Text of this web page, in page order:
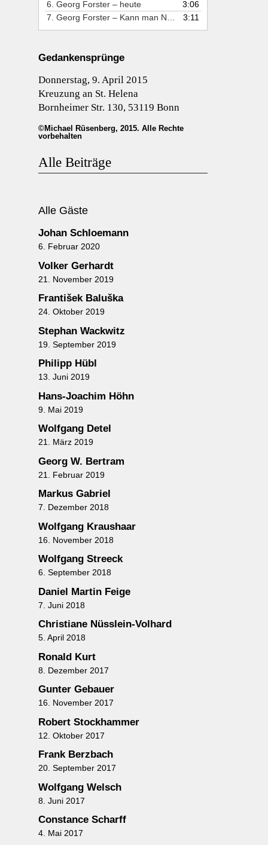
6. Georg Forster – heute
3:06
7. Georg Forster – Kann man Natur Verstehen?
3:11
Gedankensprünge
Donnerstag, 9. April 2015
Kreuzung an St. Helena
Bornheimer Str. 130, 53119 Bonn
©Michael Rüsenberg, 2015. Alle Rechte
vorbehalten
Alle Beiträge
Alle Gäste
Johan Schloemann
6. Februar 2020
Volker Gerhardt
21. November 2019
František Baluška
24. Oktober 2019
Stephan Wackwitz
19. September 2019
Philipp Hübl
13. Juni 2019
Hans-Joachim Höhn
9. Mai 2019
Wolfgang Detel
21. März 2019
Georg W. Bertram
21. Februar 2019
Markus Gabriel
7. Dezember 2018
Wolfgang Kraushaar
16. November 2018
Wolfgang Streeck
6. September 2018
Daniel Martin Feige
7. Juni 2018
Christiane Nüsslein-Volhard
5. April 2018
Ronald Kurt
8. Dezember 2017
Gunter Gebauer
16. November 2017
Robert Stockhammer
12. Oktober 2017
Frank Berzbach
20. September 2017
Wolfgang Welsch
8. Juni 2017
Constance Scharff
4. Mai 2017